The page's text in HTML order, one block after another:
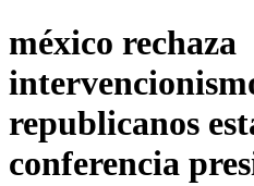
méxico rechaza
republicanos
conferencia